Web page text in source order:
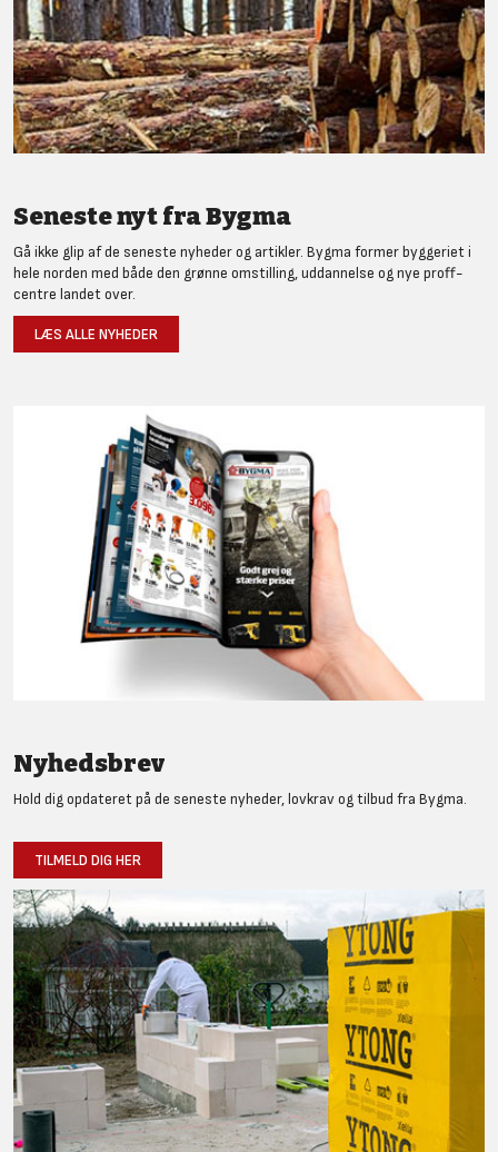
Seneste nyt fra Bygma
Gå ikke glip af de seneste nyheder og artikler. Bygma former byggeriet i
hele norden med både den grønne omstilling, uddannelse og nye proff-
centre landet over.
LÆS ALLE NYHEDER
Nyhedsbrev
Hold dig opdateret på de seneste nyheder, lovkrav og tilbud fra Bygma.
TILMELD DIG HER